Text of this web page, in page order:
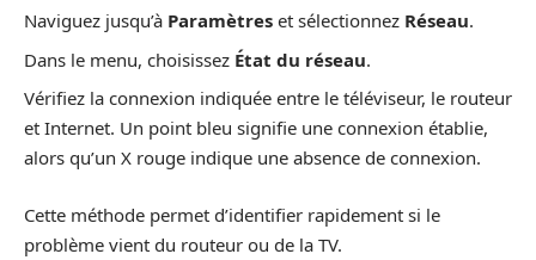
Naviguez jusqu’à Paramètres et sélectionnez Réseau.
Dans le menu, choisissez État du réseau.
Vérifiez la connexion indiquée entre le téléviseur, le routeur
et Internet. Un point bleu signifie une connexion établie,
alors qu’un X rouge indique une absence de connexion.
Cette méthode permet d’identifier rapidement si le
problème vient du routeur ou de la TV.